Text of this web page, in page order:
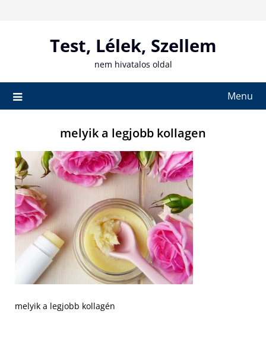
Test, Lélek, Szellem
nem hivatalos oldal
Menu
melyik a legjobb kollagen
melyik a legjobb kollagén